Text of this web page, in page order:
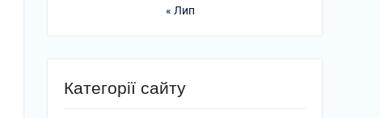
« Лип
Категорії сайту